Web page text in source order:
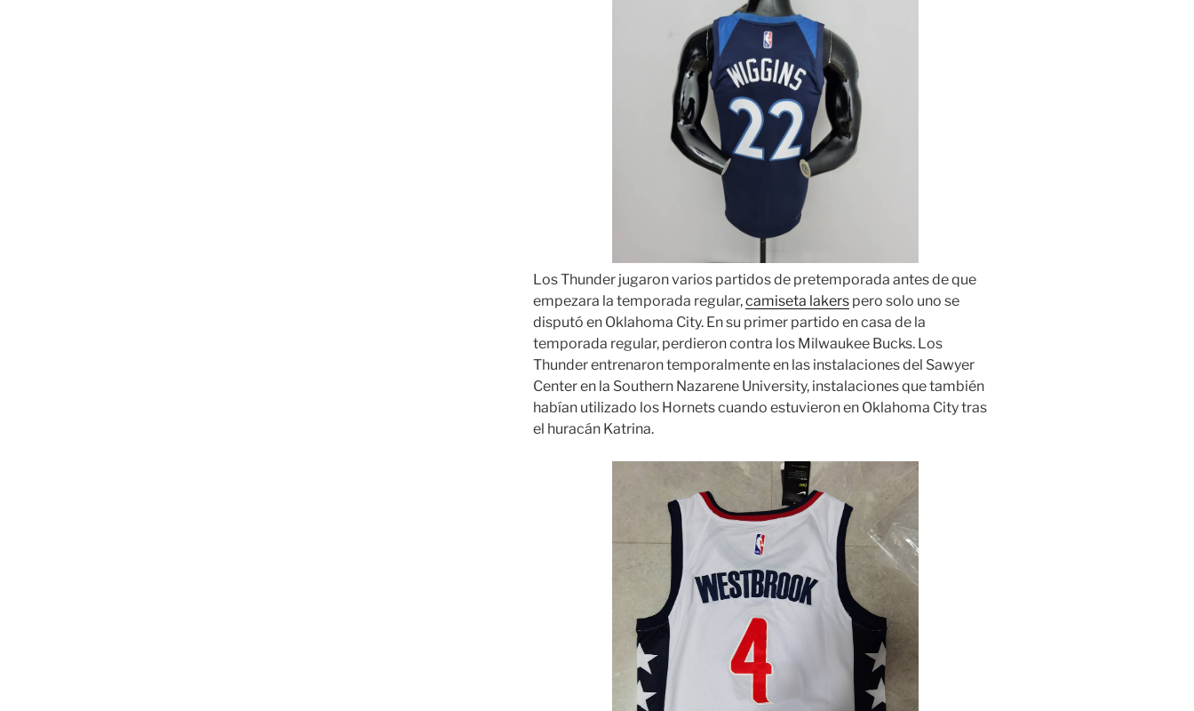
Los Thunder jugaron varios partidos de pretemporada antes de que
empezara la temporada regular,camiseta lakerspero solo uno se
disputó en Oklahoma City. En su primer partido en casa de la
temporada regular, perdieron contra los Milwaukee Bucks. Los
Thunder entrenaron temporalmente en las instalaciones del Sawyer
Center en la Southern Nazarene University, instalaciones que también
habían utilizado los Hornets cuando estuvieron en Oklahoma City tras
el huracán Katrina.